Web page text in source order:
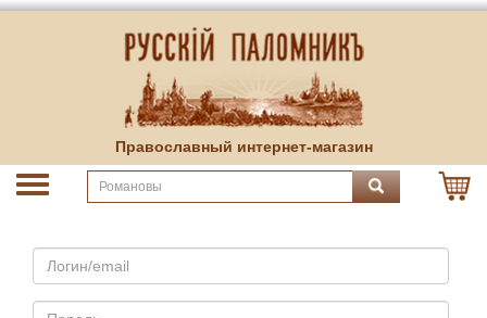
Православный интернет-магазин
Email
Пароль